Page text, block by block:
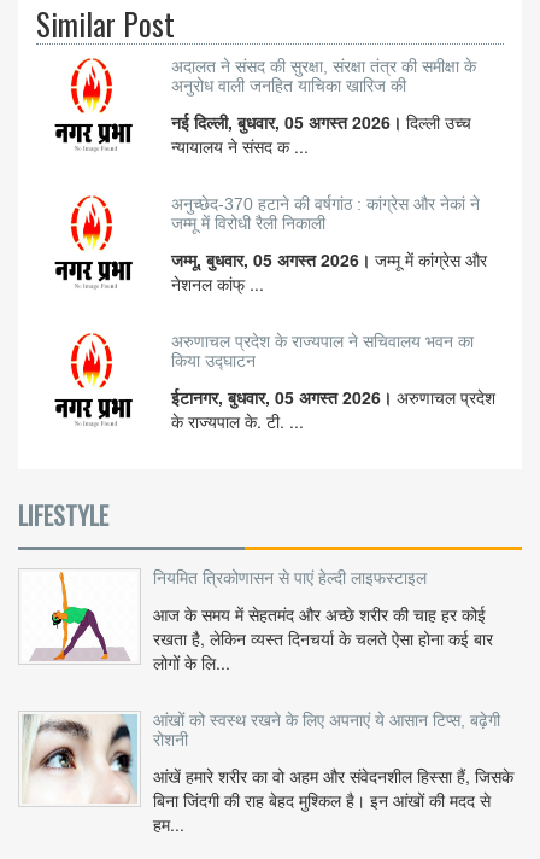
Similar Post
अदालत ने संसद की सुरक्षा, संरक्षा तंत्र की समीक्षा के
अनुरोध वाली जनहित याचिका खारिज की
नई दिल्ली, बुधवार, 05 अगस्त 2026। दिल्ली उच्च
न्यायालय ने संसद क ...
अनुच्छेद-370 हटाने की वर्षगांठ : कांग्रेस और नेकां ने
जम्मू में विरोधी रैली निकाली
जम्मू, बुधवार, 05 अगस्त 2026। जम्मू में कांग्रेस और
नेशनल कांफ् ...
अरुणाचल प्रदेश के राज्यपाल ने सचिवालय भवन का
किया उद्घाटन
ईटानगर, बुधवार, 05 अगस्त 2026। अरुणाचल प्रदेश
के राज्यपाल के. टी. ...
LIFESTYLE
नियमित त्रिकोणासन से पाएं हेल्दी लाइफस्टाइल
आज के समय में सेहतमंद और अच्छे शरीर की चाह हर कोई
रखता है, लेकिन व्यस्त दिनचर्या के चलते ऐसा होना कई बार
लोगों के लि...
आंखों को स्वस्थ रखने के लिए अपनाएं ये आसान टिप्स, बढ़ेगी
रोशनी
आंखें हमारे शरीर का वो अहम और संवेदनशील हिस्सा हैं, जिसके
बिना जिंदगी की राह बेहद मुश्किल है। इन आंखों की मदद से
हम...